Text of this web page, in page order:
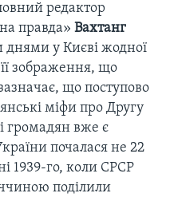
редактор
правда» Вахтанг
днями у Києві жодної
її зображення, що
що поступово
міфи про Другу
громадян вже є
почалася не 22
1939-го, коли СРСР
поділили